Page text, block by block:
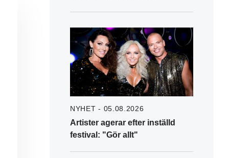
NYHET - 05.08.2026
Artister agerar efter inställd
festival: "Gör allt"